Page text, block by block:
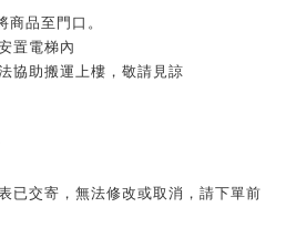
商品至門口。
置電梯內
協助搬運上樓，敬請見諒
已交寄，無法修改或取消，請下單前